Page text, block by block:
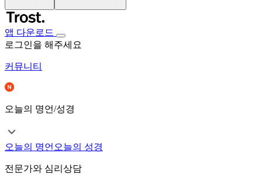
앱 다운로드
로그인을 해주세요
커뮤니티
오늘의 명언/성경
오늘의 명언 오늘의 성경
전문가와 심리상담